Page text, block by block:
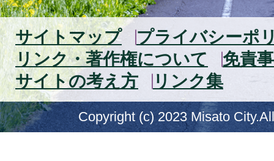
サイトマップ
プライバシーポ
リンク・著作権について
免責
サイトの考え方
リンク集
Copyright (c) 2023 Misato